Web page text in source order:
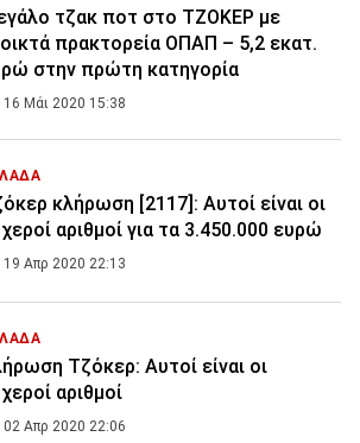
τζακ ποτ στο ΤΖΟΚΕΡ με
πρακτορεία ΟΠΑΠ – 5,2 εκατ.
στην πρώτη κατηγορία
16 Μάι 2020 15:38
κλήρωση [2117]: Αυτοί είναι οι
αριθμοί για τα 3.450.000 ευρώ
19 Απρ 2020 22:13
Τζόκερ: Αυτοί είναι οι
αριθμοί
02 Απρ 2020 22:06